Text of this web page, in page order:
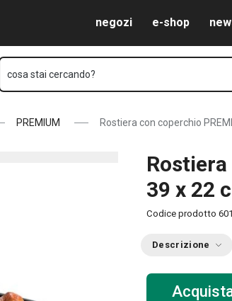
negozi e-shop
cosa stai cercando?
PREMIUM Rostiera con coperchio
39 x 22
Codice prodotto
Descrizione